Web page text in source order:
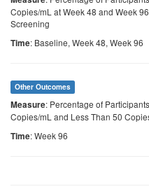
Copies/mL at Week 48 and Week
Screening
Time: Baseline, Week 48, Week 96
Other Outcomes
Measure: Percentage of
Copies/mL and Less Than 50
Time: Week 96